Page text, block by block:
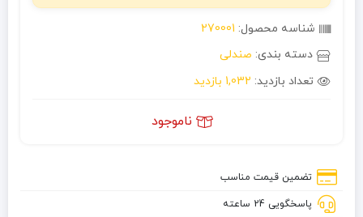
شناسه محصول: 270001
دسته بندی: صندلی
تعداد بازدید: 1,032 بازدید
ناموجود
تضمین قیمت مناسب
پاسخگویی 24 ساعته